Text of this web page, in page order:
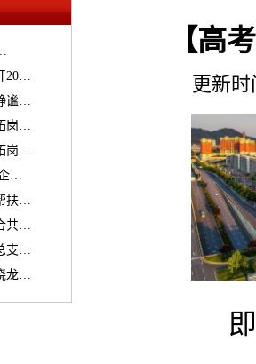
20…
谧…
岗…
岗…
…
扶…
共…
支…
龙…
【高
更新时